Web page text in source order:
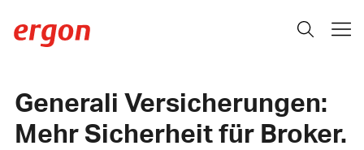
Generali Versicherungen:
Mehr Sicherheit für Broker.